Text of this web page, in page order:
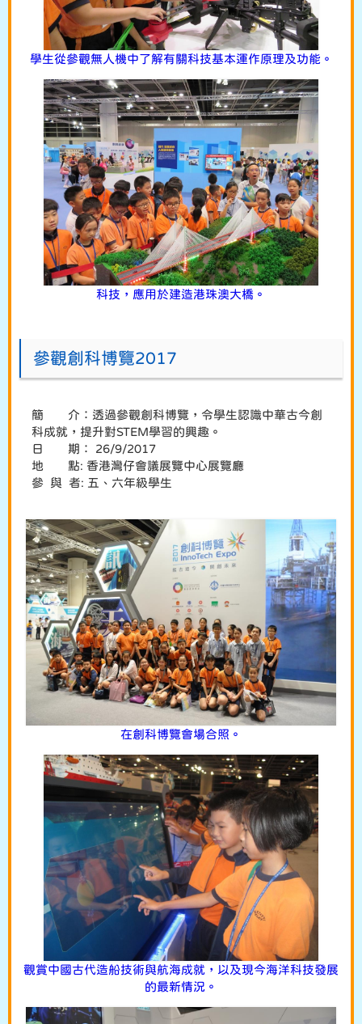
學生從參觀無人機中了解有關科技基本運作原理及功能。
科技，應用於建造港珠澳大橋。
參觀創科博覽2017
簡 介：透過參觀創科博覽，令學生認識中華古今創
科成就，提升對STEM學習的興趣。
日 期： 26/9/2017
地 點: 香港灣仔會議展覽中心展覽廳
參 與 者: 五、六年級學生
在創科博覽會場合照。
觀賞中國古代造船技術與航海成就，以及現今海洋科技發展
的最新情況。